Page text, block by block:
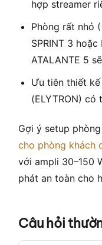
hợp streamer
Phòng rất nhỏ
SPRINT 3
ATALANTE 5
Ưu tiên thiết kế
(ELYTRON) có
Gợi ý setup
cho phòng khách
với ampli 30–150
phát an toàn cho
Câu hỏi